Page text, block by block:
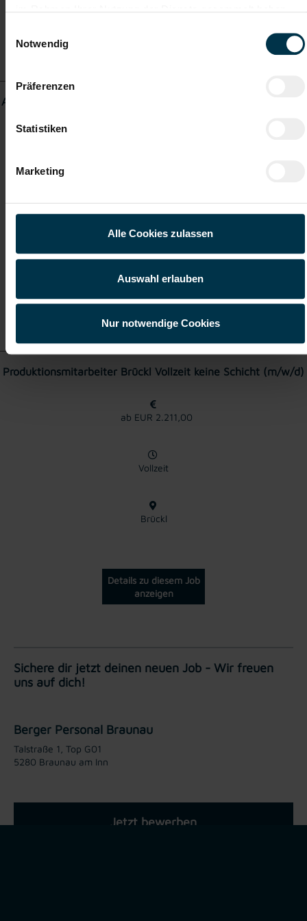
Notwendig
Präferenzen
Statistiken
Marketing
Alle Cookies zulassen
Auswahl erlauben
Nur notwendige Cookies
Außendienstberater A1 Region Nord Vollzeit/ Teilzeit (m/w/d)
anzeigen
Produktionsmitarbeiter Brückl Vollzeit keine Schicht (m/w/d)
ab EUR 2.211,00
Vollzeit
Brückl
Details zu diesem Job
anzeigen
Sichere dir jetzt deinen neuen Job - Wir freuen
uns auf dich!
Berger Personal Braunau
Talstraße 1, Top G01
5280 Braunau am Inn
Jetzt bewerben